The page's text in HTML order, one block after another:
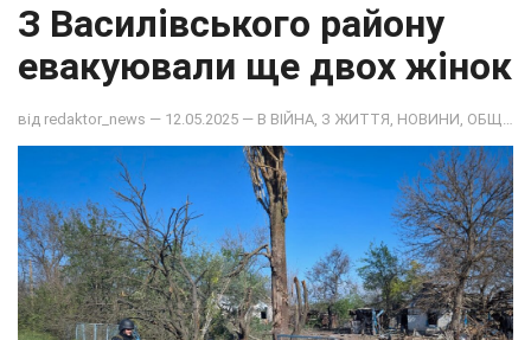
З Василівського району
евакуювали ще двох жінок
від redaktor_news — 12.05.2025 — В ВІЙНА З ЖИТТЯ НОВИНИ ОБЩЕСТВО